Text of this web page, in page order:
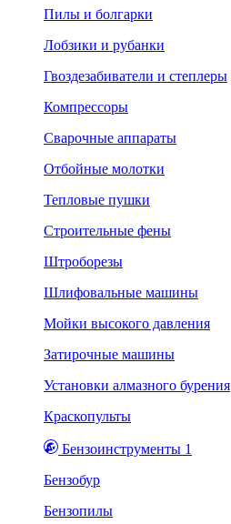
Пилы и болгарки
Лобзики и рубанки
Гвоздезабиватели и степлеры
Компрессоры
Сварочные аппараты
Отбойные молотки
Тепловые пушки
Строительные фены
Штроборезы
Шлифовальные машины
Мойки высокого давления
Затирочные машины
Установки алмазного бурения
Краскопульты
Бензоинструменты 1
Бензобур
Бензопилы